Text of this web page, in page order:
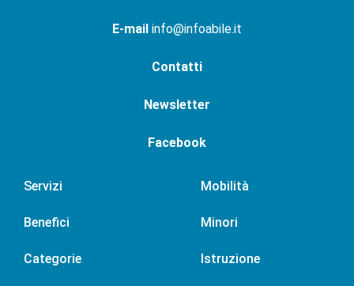
E-mail info@infoabile.it
Contatti
Newsletter
Facebook
Servizi
Benefici
Categorie
Mobilità
Minori
Istruzione